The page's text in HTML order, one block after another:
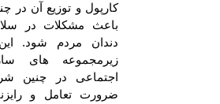
کارپول و توزیع آن در
باعث مشکلات در
دندان مردم شود.
زیرمجموعه های
اجتماعی در چنین
ضرورت تعامل و